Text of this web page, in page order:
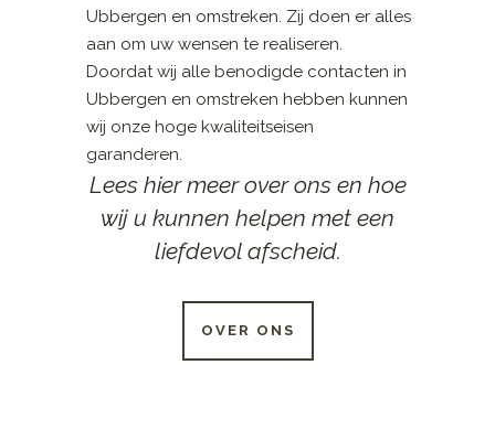
Ubbergen en omstreken. Zij doen er alles
aan om uw wensen te realiseren.
Doordat wij alle benodigde contacten in
Ubbergen en omstreken hebben kunnen
wij onze hoge kwaliteitseisen
garanderen.
Lees hier meer over ons en hoe
wij u kunnen helpen met een
liefdevol afscheid.
OVER ONS